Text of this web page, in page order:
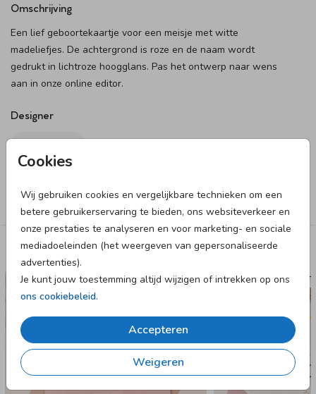
Cookies
Wij gebruiken cookies en vergelijkbare technieken om een
betere gebruikerservaring te bieden, ons websiteverkeer en
onze prestaties te analyseren en voor marketing- en sociale
mediadoeleinden (het weergeven van gepersonaliseerde
advertenties).
Je kunt jouw toestemming altijd wijzigen of intrekken op ons
ons cookiebeleid.
Accepteren
Weigeren
Omschrijving
Een lief geboortekaartje voor een meisje met witte
madeliefjes. De achtergrond is roze en de naam wordt
gedrukt in lichtroze hoogglans. Pas het ontwerp naar wens
aan in onze online editor.
Designer
Meisje
Deze designs vind je misschien ook leuk
GEBOORTEKAARTJE